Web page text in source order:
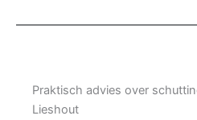
Praktisch advies over
Lieshout